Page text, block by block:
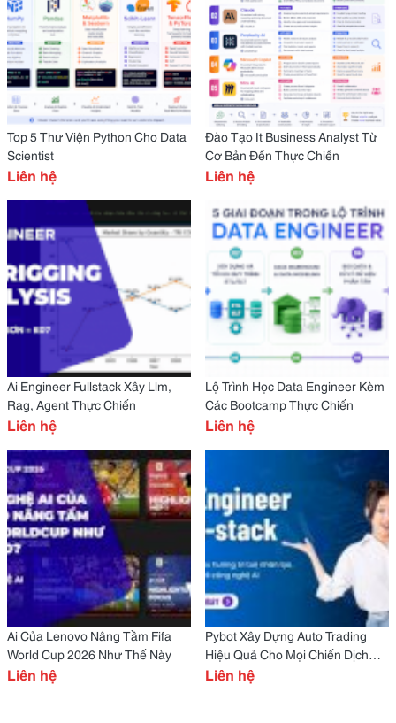
Top 5 Thư Viện Python Cho Data
Scientist
Liên hệ
Đào Tạo It Business Analyst Từ
Cơ Bản Đến Thực Chiến
Liên hệ
Ai Engineer Fullstack Xây Llm,
Rag, Agent Thực Chiến
Liên hệ
Lộ Trình Học Data Engineer Kèm
Các Bootcamp Thực Chiến
Liên hệ
Ai Của Lenovo Nâng Tầm Fifa
World Cup 2026 Như Thế Này
Liên hệ
Pybot Xây Dựng Auto Trading
Hiệu Quả Cho Mọi Chiến Dịch
Đầu Tư
Liên hệ